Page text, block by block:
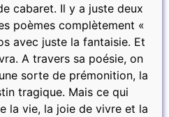
cabaret. Il y a juste deux
poèmes complètement «
avec juste la fantaisie. Et
A travers sa poésie, on
sorte de prémonition, la
tragique. Mais ce qui
la vie, la joie de vivre et la